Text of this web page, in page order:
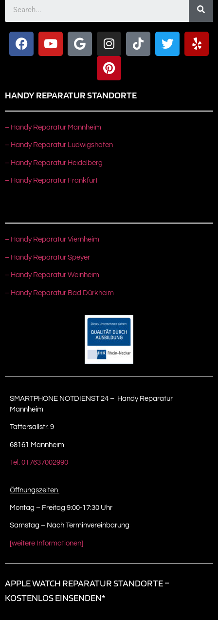
HANDY REPARATUR STANDORTE
– Handy Reparatur Mannheim
– Handy Reparatur Ludwigshafen
– Handy Reparatur Heidelberg
– Handy Reparatur Frankfurt
– Handy Reparatur Viernheim
– Handy Reparatur Speyer
– Handy Reparatur Weinheim
– Handy Reparatur Bad Dürkheim
SMARTPHONE NOTDIENST 24 – Handy Reparatur
Mannheim
Tattersallstr. 9
68161 Mannheim
Tel. 017637002990
Öffnungszeiten
Montag – Freitag 9:00-17:30 Uhr
Samstag – Nach Terminvereinbarung
[weitere Informationen]
APPLE WATCH REPARATUR STANDORTE –
KOSTENLOS EINSENDEN*